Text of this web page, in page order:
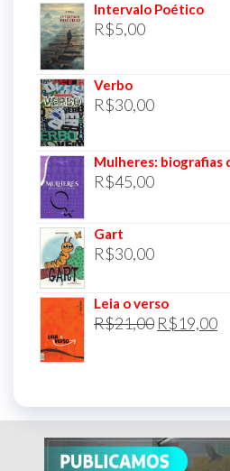
Intervalo Poético
R$5,00
Verbo
R$30,00
Mulheres: biografias
R$45,00
Gart
R$30,00
Leia o verso
R$21,00 O
R$19,00O